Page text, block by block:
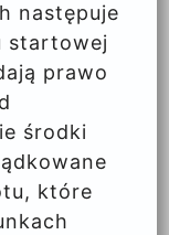
następuje
startowej
prawo
środki
które